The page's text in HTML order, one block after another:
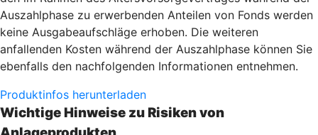
Auszahlphase zu erwerbenden Anteilen von Fonds werden
keine Ausgabeaufschläge erhoben. Die weiteren
anfallenden Kosten während der Auszahlphase können Sie
ebenfalls den nachfolgenden Informationen entnehmen.
Produktinfos herunterladen
Wichtige Hinweise zu Risiken von